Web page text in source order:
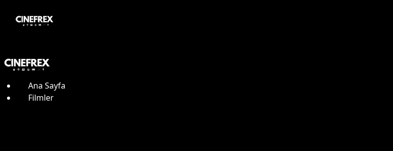
Ana Sayfa
Filmler